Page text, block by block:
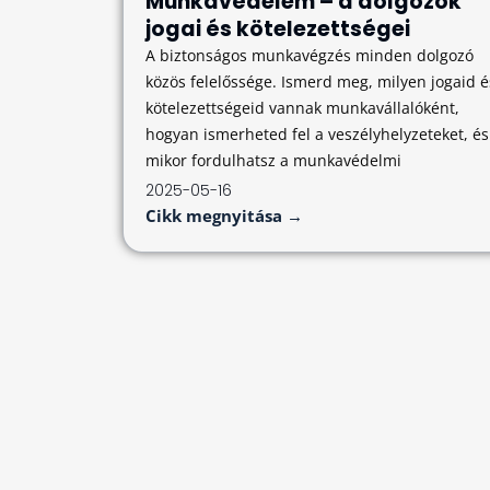
jogai és kötelezettségei
A biztonságos munkavégzés minden dolgozó
közös felelőssége. Ismerd meg, milyen jogaid
kötelezettségeid vannak munkavállalóként,
hogyan ismerheted fel a veszélyhelyzeteket, és
mikor fordulhatsz a munkavédelmi
2025-05-16
Cikk megnyitása →